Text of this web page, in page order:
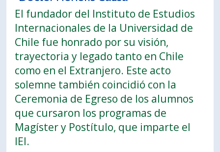
POSTGRADO
INVESTIGACIÓN
EXTENSIÓN
PUBLICACIONES
BIBLIOTECA
ENGLISH
PORTUGUÊS
El fundador del Instituto de Estudios
Internacionales de la Universidad de
Chile fue honrado por su visión,
trayectoria y legado tanto en Chile
como en el Extranjero. Este acto
solemne también coincidió con la
Ceremonia de Egreso de los alumnos
que cursaron los programas de
Magíster y Postítulo, que imparte el
IEI.